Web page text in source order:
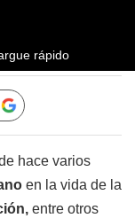
rápido
hace varios
en la vida de la
entre otros